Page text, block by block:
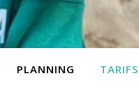
PLANNING